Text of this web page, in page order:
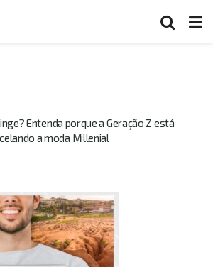
Entenda porque a Geração Z está
a moda Millenial